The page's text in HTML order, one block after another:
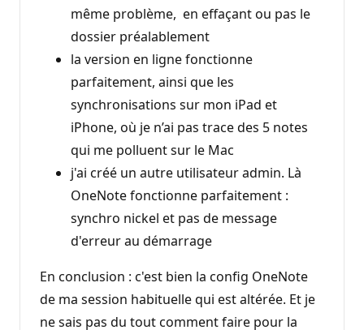
même problème, en effaçant ou pas le
dossier préalablement
la version en ligne fonctionne
parfaitement, ainsi que les
synchronisations sur mon iPad et
iPhone, où je n’ai pas trace des 5 notes
qui me polluent sur le Mac
j'ai créé un autre utilisateur admin. Là
OneNote fonctionne parfaitement :
synchro nickel et pas de message
d'erreur au démarrage
En conclusion : c'est bien la config OneNote
de ma session habituelle qui est altérée. Et je
ne sais pas du tout comment faire pour la